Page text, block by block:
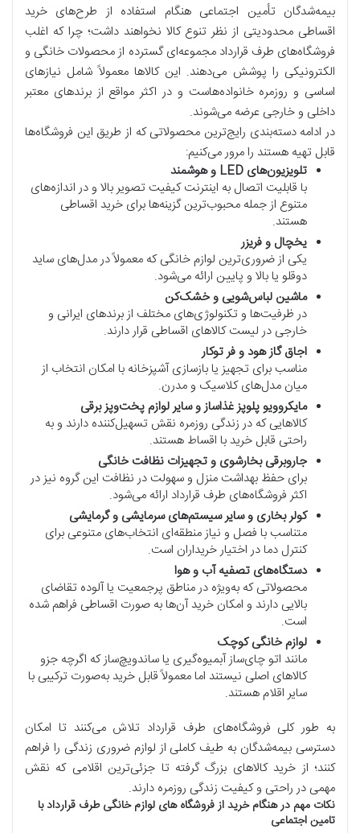
بیمه‌شدگان تأمین اجتماعی هنگام استفاده از طرح‌های خرید
اقساطی محدودیتی از نظر تنوع کالا نخواهند داشت؛ چرا که اغلب
فروشگاه‌های طرف قرارداد مجموعه‌ای گسترده از محصولات خانگی و
الکترونیکی را پوشش می‌دهند. این کالاها معمولاً شامل نیازهای
اساسی و روزمره خانواده‌هاست و در اکثر مواقع از برندهای معتبر
داخلی و خارجی عرضه می‌شوند.
در ادامه دسته‌بندی رایج‌ترین محصولاتی که از طریق این فروشگاه‌ها
قابل تهیه هستند را مرور می‌کنیم:
تلویزیون‌های
و هوشمند
با قابلیت اتصال به اینترنت کیفیت تصویر بالا و در اندازه‌های
متنوع از جمله محبوب‌ترین گزینه‌ها برای خرید اقساطی
هستند.
یخچال و فریزر
یکی از ضروری‌ترین لوازم خانگی که معمولاً در مدل‌های ساید
دوقلو یا بالا و پایین ارائه می‌شود.
ماشین لباس‌شویی و خشک‌کن
در ظرفیت‌ها و تکنولوژی‌های مختلف از برندهای ایرانی و
خارجی در لیست کالاهای اقساطی قرار دارند.
اجاق گاز هود و فر توکار
مناسب برای تجهیز یا بازسازی آشپزخانه با امکان انتخاب از
میان مدل‌های کلاسیک و مدرن.
مایکروویو پلوپز غذاساز و سایر لوازم پخت‌و‌پز برقی
کالاهایی که در زندگی روزمره نقش تسهیل‌کننده دارند و به
راحتی قابل خرید با اقساط هستند.
جاروبرقی بخارشوی و تجهیزات نظافت خانگی
برای حفظ بهداشت منزل و سهولت در نظافت این گروه نیز در
اکثر فروشگاه‌های طرف قرارداد ارائه می‌شود.
کولر بخاری و سایر سیستم‌های سرمایشی و گرمایشی
متناسب با فصل و نیاز منطقه‌ای انتخاب‌های متنوعی برای
کنترل دما در اختیار خریداران است.
دستگاه‌های تصفیه آب و هوا
محصولاتی که به‌ویژه در مناطق پرجمعیت یا آلوده تقاضای
بالایی دارند و امکان خرید آن‌ها به صورت اقساطی فراهم شده
است.
لوازم خانگی کوچک
مانند اتو چای‌ساز آبمیوه‌گیری یا ساندویچ‌ساز که اگرچه جزو
کالاهای اصلی نیستند اما معمولاً قابل خرید به‌صورت ترکیبی با
سایر اقلام هستند.
به طور کلی فروشگاه‌های طرف قرارداد تلاش می‌کنند تا امکان
دسترسی بیمه‌شدگان به طیف کاملی از لوازم ضروری زندگی را فراهم
کنند؛ از خرید کالاهای بزرگ گرفته تا جزئی‌ترین اقلامی که نقش
مهمی در راحتی و کیفیت زندگی روزمره دارند.
نکات مهم در هنگام خرید از فروشگاه های لوازم خانگی طرف قرارداد با
تامین اجتماعی